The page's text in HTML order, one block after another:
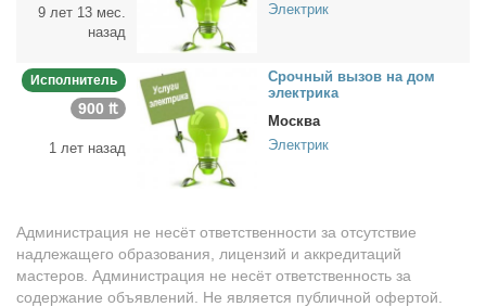
9 лет 13 мес.
назад
Электрик
Исполнитель
900 ₶
1 лет назад
Сроч­ный вы­зов на дом
элек­три­ка
Москва
Электрик
Администрация не несёт ответственности за отсутствие
надлежащего образования, лицензий и аккредитаций
мастеров. Администрация не несёт ответственность за
содержание объявлений. Не является публичной офертой.